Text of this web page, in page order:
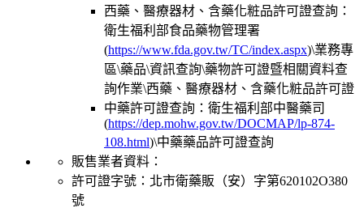
西藥、醫療器材、含藥化粧品許可證查詢：
衛生福利部食品藥物管理署
(https://www.fda.gov.tw/TC/index.aspx)\業務專
區\藥品\資訊查詢\藥物許可證暨相關資料查
詢作業\西藥、醫療器材、含藥化粧品許可證
中藥許可證查詢：衛生福利部中醫藥司
(https://dep.mohw.gov.tw/DOCMAP/lp-874-
108.html)\中藥藥品許可證查詢
販售業者資料：
許可證字號：北市衛藥販（安）字第620102O380
號